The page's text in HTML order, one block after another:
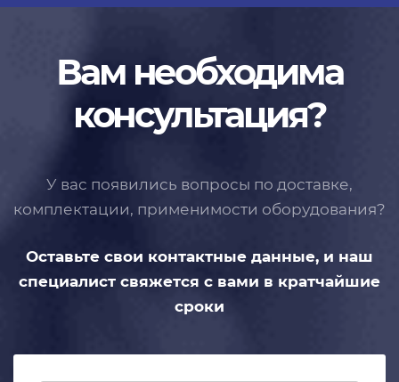
Вам необходима
консультация?
У вас появились вопросы по доставке,
комплектации, применимости оборудования?
Оставьте свои контактные данные, и наш
специалист свяжется с вами в кратчайшие
сроки